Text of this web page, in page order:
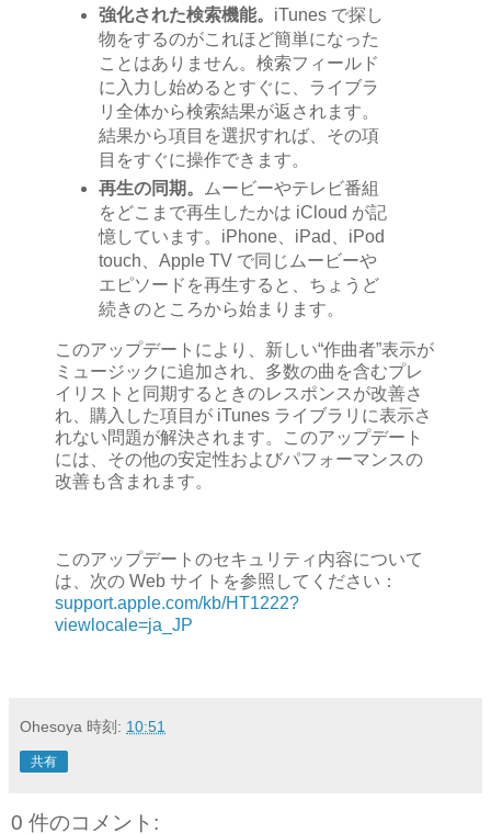
強化された検索機能。 iTunes で探し
物をするのがこれほど簡単になった
ことはありません。検索フィールド
に入力し始めるとすぐに、ライブラ
リ全体から検索結果が返されます。
結果から項目を選択すれば、その項
目をすぐに操作できます。
再生の同期。
ムービーやテレビ番組
をどこまで再生したかは iCloud が記
憶しています。iPhone、iPad、iPod
touch、Apple TV で同じムービーや
エピソードを再生すると、ちょうど
続きのところから始まります。
このアップデートにより、新しい“作曲者”表示が
ミュージックに追加され、多数の曲を含むプレ
イリストと同期するときのレスポンスが改善さ
れ、購入した項目が iTunes ライブラリに表示さ
れない問題が解決されます。このアップデート
には、その他の安定性およびパフォーマンスの
改善も含まれます。
このアップデートのセキュリティ内容について
は、次の Web サイトを参照してください：
support.apple.com/kb/HT1222?
viewlocale=ja_JP
Ohesoya 時刻: 10:51
共有
0 件のコメント: